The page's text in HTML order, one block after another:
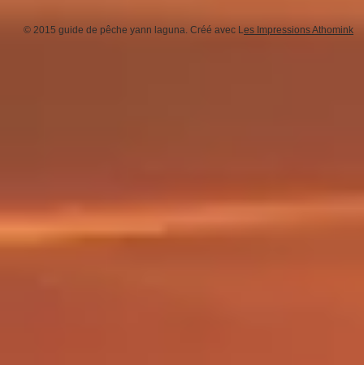
© 2015 guide de pêche yann laguna. Créé avec Les I mpressionsAthomink